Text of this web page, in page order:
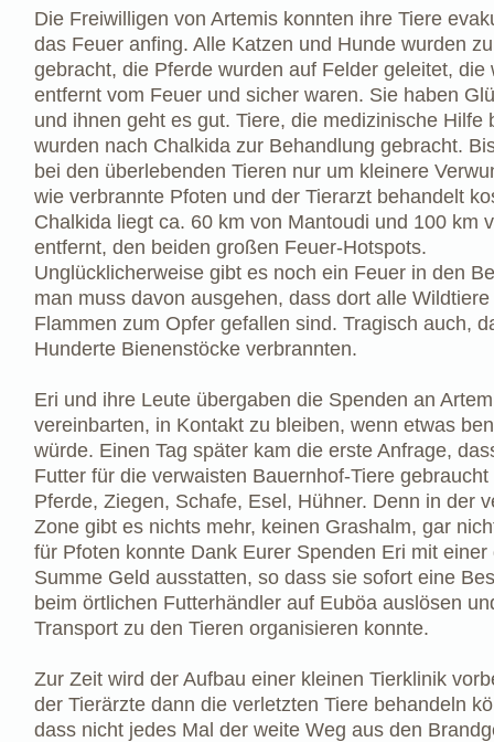
Die Freiwilligen von Artemis konnten ihre Tiere
das Feuer anfing. Alle Katzen und Hunde wurden
gebracht, die Pferde wurden auf Felder geleitet, die
entfernt vom Feuer und sicher waren. Sie haben
und ihnen geht es gut. Tiere, die medizinische Hilfe
wurden nach Chalkida zur Behandlung gebracht.
bei den überlebenden Tieren nur um kleinere
wie verbrannte Pfoten und der Tierarzt behandelt
Chalkida liegt ca. 60 km von Mantoudi und 100 km
entfernt, den beiden großen Feuer-Hotspots.
Unglücklicherweise gibt es noch ein Feuer in den
man muss davon ausgehen, dass dort alle Wildtiere
Flammen zum Opfer gefallen sind. Tragisch auch,
Hunderte Bienenstöcke verbrannten.
Eri und ihre Leute übergaben die Spenden an
vereinbarten, in Kontakt zu bleiben, wenn etwas
würde. Einen Tag später kam die erste Anfrage,
Futter für die verwaisten Bauernhof-Tiere gebraucht
Pferde, Ziegen, Schafe, Esel, Hühner. Denn in der
Zone gibt es nichts mehr, keinen Grashalm, gar
für Pfoten konnte Dank Eurer Spenden Eri mit einer
Summe Geld ausstatten, so dass sie sofort eine
beim örtlichen Futterhändler auf Euböa auslösen
Transport zu den Tieren organisieren konnte.
Zur Zeit wird der Aufbau einer kleinen Tierklinik
der Tierärzte dann die verletzten Tiere behandeln
dass nicht jedes Mal der weite Weg aus den